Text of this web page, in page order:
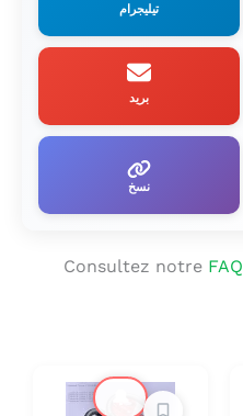
تيليجرام
بريد
نسخ
Consultez notre FAQ